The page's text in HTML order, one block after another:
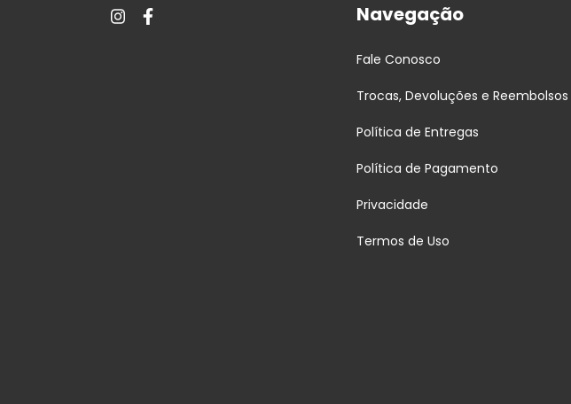
Navegação
Fale Conosco
Trocas, Devoluções e Reembolsos
Política de Entregas
Política de Pagamento
Privacidade
Termos de Uso